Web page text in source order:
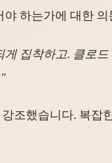
야 하는가에 대한
집착하고. 클로
조했습니다. 복잡